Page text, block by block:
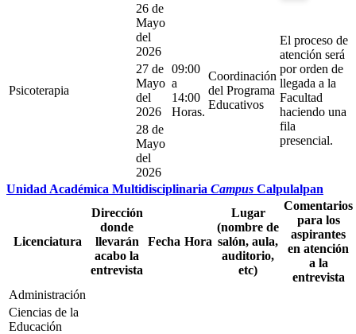
Psicoterapia
26 de
Mayo
del
2026
09:00
a
14:00
Horas.
Coordinación
del Programa
Educativos
El proceso de
atención será
por orden de
llegada a la
Facultad
haciendo una
fila
presencial.
27 de
Mayo
del
2026
28 de
Mayo
del
2026
Unidad Académica Multidisciplinaria Campus Calpulalpan
Licenciatura
Dirección
donde
llevarán
acabo la
entrevista
Fecha Hora
Lugar
(nombre de
salón, aula,
auditorio,
etc)
Comentarios
para los
aspirantes
en atención
a la
entrevista
Administración
Ciencias de la
Educación